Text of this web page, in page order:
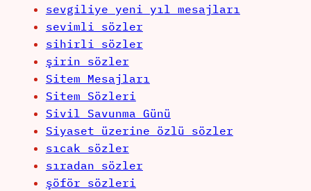
sevgiliye yeni yıl mesajları
sevimli sözler
sihirli sözler
şirin sözler
Sitem Mesajları
Sitem Sözleri
Sivil Savunma Günü
Siyaset üzerine özlü sözler
sıcak sözler
sıradan sözler
şöför sözleri